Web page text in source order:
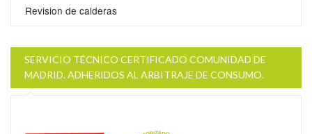
Revision de calderas
SERVICIO TÉCNICO CERTIFICADO COMUNIDAD DE
MADRID. ADHERIDOS AL ARBITRAJE DE CONSUMO.